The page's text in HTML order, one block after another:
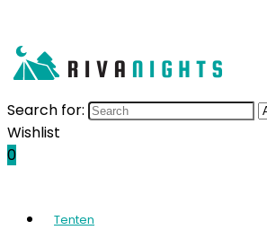
Search for:
Wishlist
0
Tenten